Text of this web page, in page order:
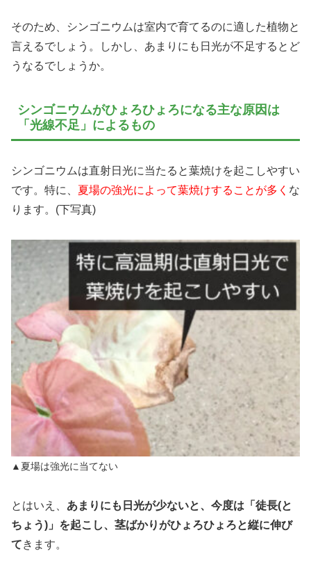
そのため、シンゴニウムは室内で育てるのに適した植物と
言えるでしょう。しかし、あまりにも日光が不足するとど
うなるでしょうか。
シンゴニウムがひょろひょろになる主な原因は
「光線不足」によるもの
シンゴニウムは直射日光に当たると葉焼けを起こしやすい
です。特に、 夏場の強光によって葉焼けすることが多く な
ります。(下写真)
▲夏場は強光に当てない
とはいえ、 あまりにも日光が少ないと、今度は「徒長(と
ちょう)」を起こし、茎ばかりがひょろひょろと縦に伸び
てきます。